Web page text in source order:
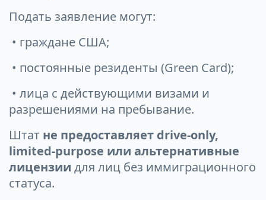
Подать заявление могут:
• граждане США;
• постоянные резиденты (Green Card);
• лица с действующими визами и
разрешениями на пребывание.
Штат не предоставляет drive-only,
limited-purpose или альтернативные
лицензии для лиц без иммиграционного
статуса.